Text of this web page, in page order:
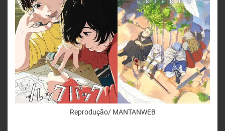
Reprodução/ MANTANWEB